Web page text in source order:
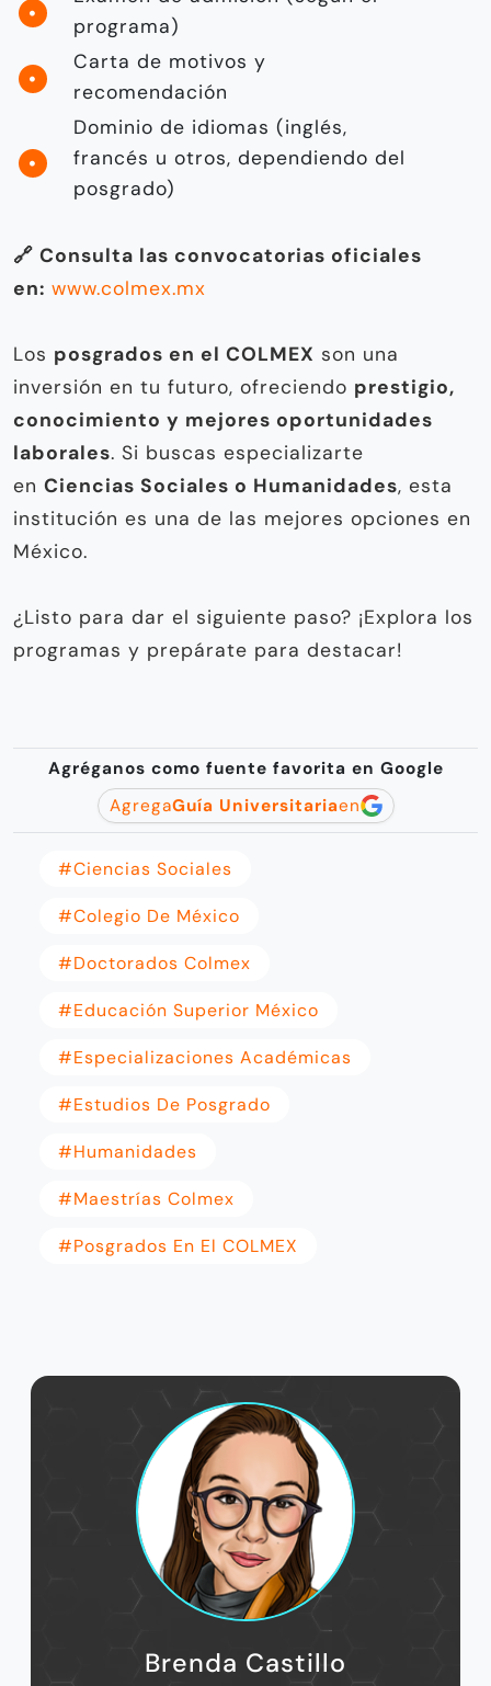
programa)
Carta de motivos y
recomendación
Dominio de idiomas (inglés,
francés u otros, dependiendo del
posgrado)
🔗 Consulta las convocatorias oficiales
en: www.colmex.mx
Los posgrados en el COLMEX son una
inversión en tu futuro, ofreciendo prestigio,
conocimiento y mejores oportunidades
laborales. Si buscas especializarte
en Ciencias Sociales o Humanidades, esta
institución es una de las mejores opciones en
México.
¿Listo para dar el siguiente paso? ¡Explora los
programas y prepárate para destacar!
Agréganos como fuente favorita en Google
AgregaGuía Universitariaen
#Ciencias Sociales
#Colegio De México
#doctorados Colmex
#Educación Superior México
#especializaciones Académicas
#Estudios De Posgrado
#humanidades
#maestrías Colmex
#Posgrados En El COLMEX
Brenda Castillo